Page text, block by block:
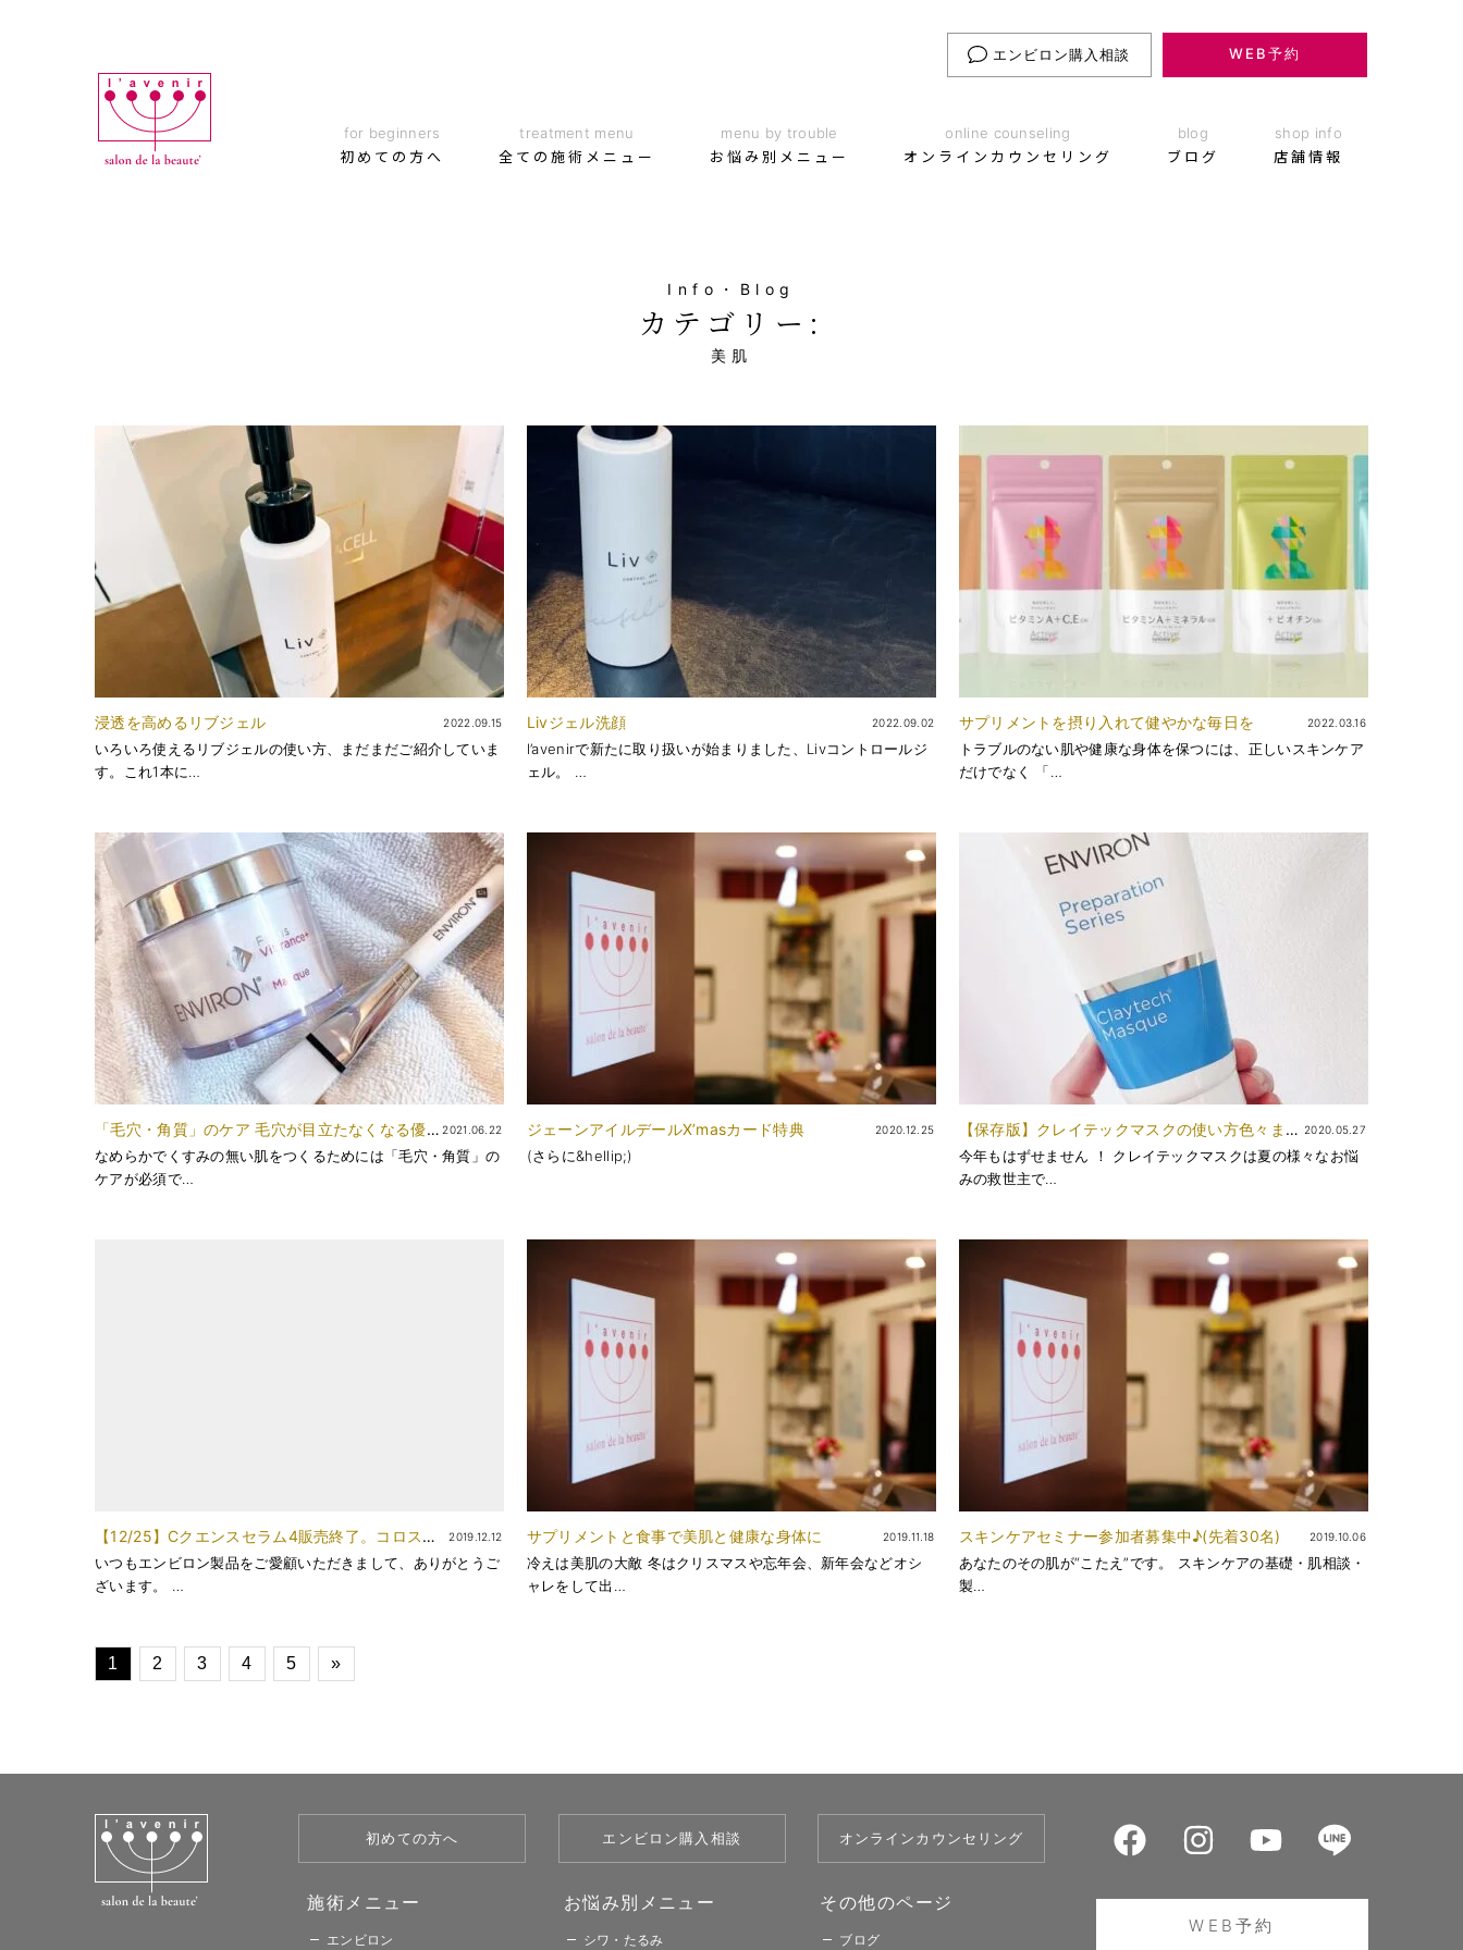
for beginners
初めての方へ
treatment menu
全ての施術メニュー
menu by trouble
お悩み別メニュー
online counseling
オンラインカウンセリング
blog
ブログ
shop info
店舗情報
エンビロン購入相談 WEB予約
Info・Blog
カテゴリー:
美肌
浸透を高めるリブジェル 2022.09.15
いろいろ使えるリブジェルの使い方、まだまだご紹介していま
す。これ1本に…
Livジェル洗顔 2022.09.02
l’avenirで新たに取り扱いが始まりました、Livコントロールジ
ェル。 …
サプリメントを摂り入れて健やかな毎日を 2022.03.16
トラブルのない肌や健康な身体を保つには、正しいスキンケア
だけでなく 「…
「毛穴・角質」のケア 毛穴が目立たなくなる優
秀なパック
2021.06.22
なめらかでくすみの無い肌をつくるためには「毛穴・角質」の
ケアが必須で…
ジェーンアイルデールX’masカード特典 2020.12.25
(さらに&hellip;)
【保存版】クレイテックマスクの使い方色々まと
めました！
2020.05.27
今年もはずせません ！ クレイテックマスクは夏の様々なお悩
みの救世主で…
【12/25】Cクエンスセラム4販売終了。コロスト
も・・
2019.12.12
いつもエンビロン製品をご愛顧いただきまして、ありがとうご
ざいます。 …
サプリメントと食事で美肌と健康な身体に 2019.11.18
冷えは美肌の大敵 冬はクリスマスや忘年会、新年会などオシ
ャレをして出…
スキンケアセミナー参加者募集中♪(先着30名) 2019.10.06
あなたのその肌が“こたえ”です。 スキンケアの基礎・肌相談・
製…
1 2 3 4 5 »
初めての方へ エンビロン購入相談 オンラインカウンセリング
施術メニュー​
エンビロン
お悩み別メニュー​​
シワ・たるみ
その他のページ​
ブログ
WEB予約